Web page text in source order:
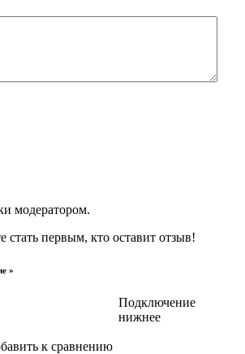
модератором.
первым, кто оставит отзыв!
»
Подключение
нижнее
к сравнению